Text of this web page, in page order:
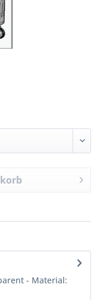
- Material: